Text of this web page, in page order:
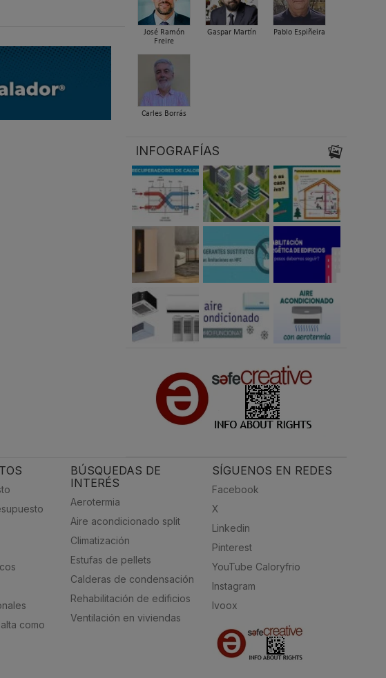
José Ramón
Freire
Gaspar Martín Pablo Espiñeira
Carles Borrás
INFOGRAFÍAS
como
BÚSQUEDAS DE
INTERÉS
Aerotermia
Aire acondicionado split
Climatización
Estufas de pellets
Calderas de condensación
Rehabilitación de edificios
Ventilación en viviendas
SÍGUENOS EN REDES
Facebook
X
Linkedin
Pinterest
YouTube Caloryfrio
Instagram
Ivoox